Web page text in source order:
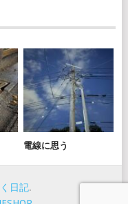
電線に思う
日記.